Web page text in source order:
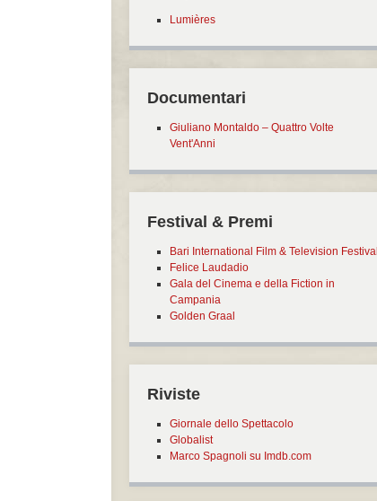
Lumières
Documentari
Giuliano Montaldo – Quattro Volte
Vent'Anni
Festival & Premi
Bari International Film & Television Festival
Felice Laudadio
Gala del Cinema e della Fiction in
Campania
Golden Graal
Riviste
Giornale dello Spettacolo
Globalist
Marco Spagnoli su Imdb.com